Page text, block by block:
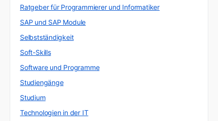
Ratgeber für Programmierer und Informatiker
SAP und SAP Module
Selbstständigkeit
Soft-Skills
Software und Programme
Studiengänge
Studium
Technologien in der IT